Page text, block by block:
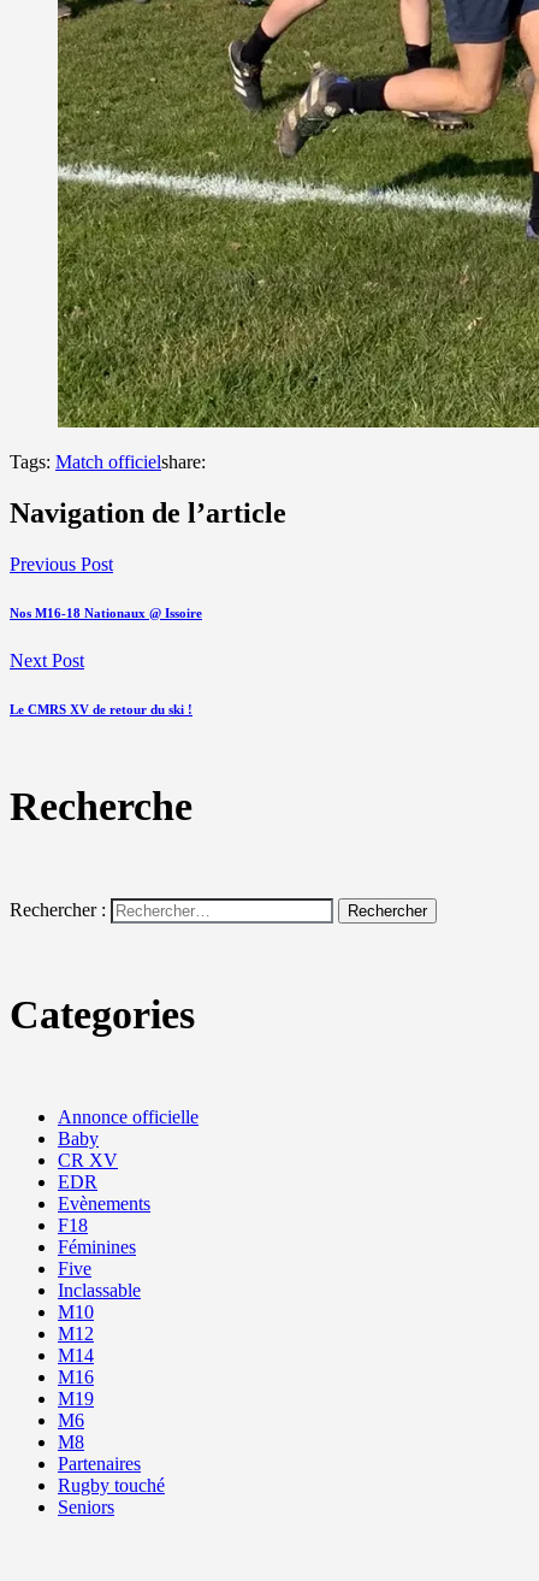
Tags: Match officielshare:
Navigation de l’article
Previous Post
Nos M16-18 Nationaux @ Issoire
Next Post
Le CMRS XV de retour du ski !
Recherche
Rechercher :
Categories
Annonce officielle
Baby
CR XV
EDR
Evènements
F18
Féminines
Five
Inclassable
M10
M12
M14
M16
M19
M6
M8
Partenaires
Rugby touché
Seniors